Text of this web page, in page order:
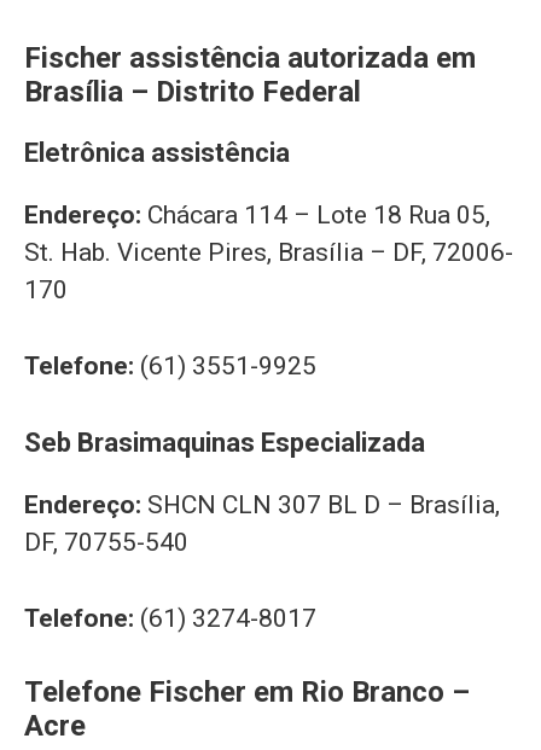
Fischer assistência autorizada em
Brasília – Distrito Federal
Eletrônica assistência
Endereço: Chácara 114 – Lote 18 Rua 05,
St. Hab. Vicente Pires, Brasília – DF, 72006-
170
Telefone: (61) 3551-9925
Seb Brasimaquinas Especializada
Endereço: SHCN CLN 307 BL D – Brasília,
DF, 70755-540
Telefone: (61) 3274-8017
Telefone Fischer em Rio Branco –
Acre